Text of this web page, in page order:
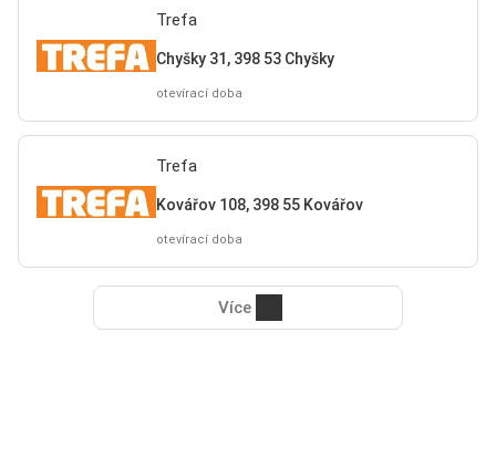
Trefa
Chyšky 31, 398 53 Chyšky
otevírací doba
Trefa
Kovářov 108, 398 55 Kovářov
otevírací doba
Více